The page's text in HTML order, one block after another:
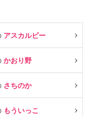
アスカルビー
かおり野
さちのか
もういっこ